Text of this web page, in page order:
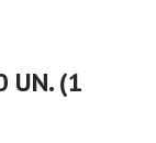
UN. (1